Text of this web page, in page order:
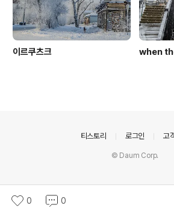
이르쿠츠크 when
0 0
티스토리 로그인 고
© Daum Corp.